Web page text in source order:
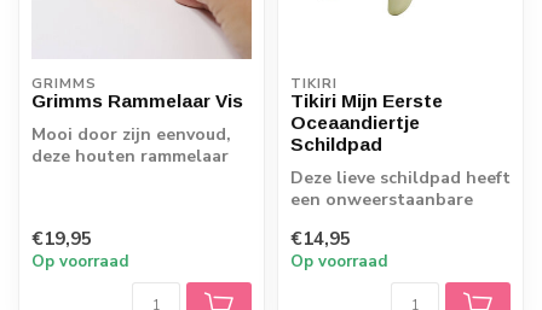
GRIMMS
Grimms Rammelaar Vis
Mooi door zijn eenvoud,
deze houten rammelaar
€19,95
Op voorraad
TIKIRI
Tikiri Mijn Eerste
Oceaandiertje
Schildpad
Deze lieve schildpad heeft
een onweerstaanbare
met je m...
€14,95
Op voorraad